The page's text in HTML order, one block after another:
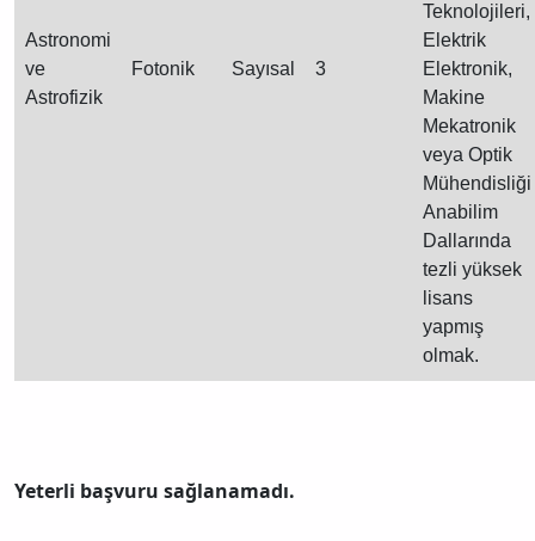
Astronomi
ve
Astrofizik
Fotonik Sayısal 3
Teknolojileri,
Elektrik
Elektronik,
Makine
Mekatronik
veya Optik
Mühendisliği
Anabilim
Dallarında
tezli yüksek
lisans
yapmış
olmak.
Yeterli başvuru sağlanamadı.